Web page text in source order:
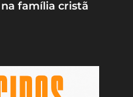
família cristã